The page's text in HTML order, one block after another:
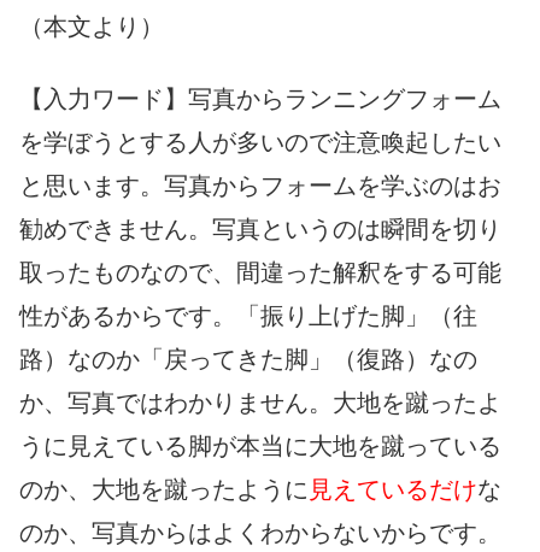
（本文より）
【入力ワード】写真からランニングフォーム
を学ぼうとする人が多いので注意喚起したい
と思います。写真からフォームを学ぶのはお
勧めできません。写真というのは瞬間を切り
取ったものなので、間違った解釈をする可能
性があるからです。「振り上げた脚」（往
路）なのか「戻ってきた脚」（復路）なの
か、写真ではわかりません。大地を蹴ったよ
うに見えている脚が本当に大地を蹴っている
のか、大地を蹴ったように 見えているだけな
のか、写真からはよくわからないからです。